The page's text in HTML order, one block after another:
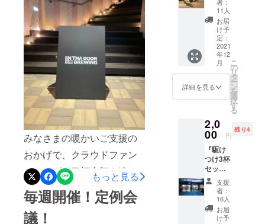
ました。すぎの葉の香りが
心地良く、すっきりしてい
てとても美味しかったで
す！普段ビールを飲まない
という人も「飲みやすくて
美味しい！」とビールを味
わっていました(^o^)試飲会
は1部（14時〜17時）と、2
部（17時〜20時）に分けて
行いました。それぞれの部
で、学生は２つの班に分か
れてこのプロジェクトの主
旨や活動内容を紹介するプ
レゼンテーションを行いま
合うおつまみをおもてなし
したいという考えで実施さ
れた会です！）今回は天気
があいにくの雨でしたが、
晴れの日とはまた違った、
ゆっくりと落ち着いた特別
な雰囲気を感じることがで
きました。＊それでは早
速、第2回おつまみ決定選手
権に参加したおつまみ達を
紹介します！前回のおつま
み会で、個包装のおつまみ
が食べやすいことに気がつ
た〜
みなさまの暖かいご支援の
おかげで、クラウドファン
ディングの目標金額を達成
することができました！あ
りがとうございます。引き
続き拡散応援よろしくお願
もっと見る
毎週開催！定例会
議！
（ビー
ルしか
ないけ
ど...)
2021年
12月19
（日）
12:00
~21:00
DOOR
BREWI
NG ご招
待 場
所：兵
庫県神
戸市東
灘区向
洋町中
5-15
マー
者：
11人
お届
け予
定：
2021
年12
月
詳細を見る
こ
の
リ
タ
ー
ン
を
選
択
す
る
2,0
00 円
残り4
『駆け
つけ3杯
セット
（お
得）」
限定20
セット
2021年
支援
者：
16人
お届
け予